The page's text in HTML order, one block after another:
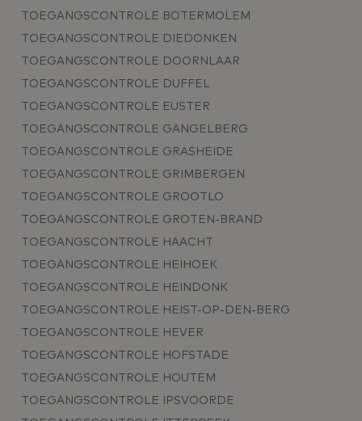
TOEGANGSCONTROLE BOTERMOLEM
TOEGANGSCONTROLE DIEDONKEN
TOEGANGSCONTROLE DOORNLAAR
TOEGANGSCONTROLE DUFFEL
TOEGANGSCONTROLE EUSTER
TOEGANGSCONTROLE GANGELBERG
TOEGANGSCONTROLE GRASHEIDE
TOEGANGSCONTROLE GRIMBERGEN
TOEGANGSCONTROLE GROOTLO
TOEGANGSCONTROLE GROTEN-BRAND
TOEGANGSCONTROLE HAACHT
TOEGANGSCONTROLE HEIHOEK
TOEGANGSCONTROLE HEINDONK
TOEGANGSCONTROLE HEIST-OP-DEN-BERG
TOEGANGSCONTROLE HEVER
TOEGANGSCONTROLE HOFSTADE
TOEGANGSCONTROLE HOUTEM
TOEGANGSCONTROLE IPSVOORDE